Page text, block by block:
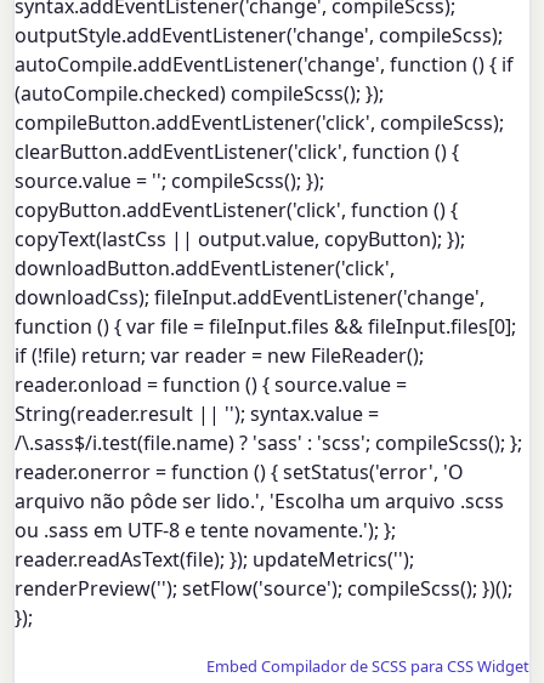
syntax.addEventListener('change', compileScss);
outputStyle.addEventListener('change', compileScss);
autoCompile.addEventListener('change', function () { if
(autoCompile.checked) compileScss(); });
compileButton.addEventListener('click', compileScss);
clearButton.addEventListener('click', function () {
source.value = ''; compileScss(); });
copyButton.addEventListener('click', function () {
copyText(lastCss || output.value, copyButton); });
downloadButton.addEventListener('click',
downloadCss); fileInput.addEventListener('change',
function () { var file = fileInput.files && fileInput.files[0];
if (!file) return; var reader = new FileReader();
reader.onload = function () { source.value =
String(reader.result || ''); syntax.value =
/\.sass$/i.test(file.name) ? 'sass' : 'scss'; compileScss(); };
reader.onerror = function () { setStatus('error', 'O
arquivo não pôde ser lido.', 'Escolha um arquivo .scss
ou .sass em UTF-8 e tente novamente.'); };
reader.readAsText(file); }); updateMetrics('');
renderPreview(''); setFlow('source'); compileScss(); })();
});
Embed Compilador de SCSS para CSS Widget